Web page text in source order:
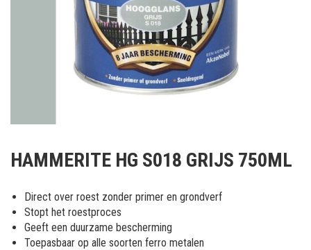
het
van
de
afbeeldingen-
gallerij
HAMMERITE HG S018 GRIJS 750ML
Direct over roest zonder primer en grondverf
Stopt het roestproces
Geeft een duurzame bescherming
Toepasbaar op alle soorten ferro metalen